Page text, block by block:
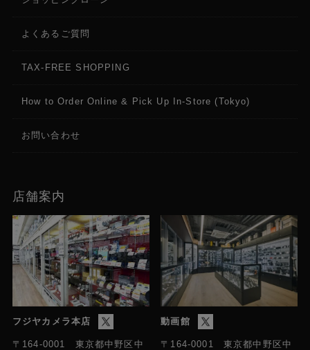
よくあるご質問
TAX-FREE SHOPPING
How to Order Online & Pick Up In-Store (Tokyo)
お問い合わせ
店舗案内
フジヤカメラ本店
〒164-0001 東京都中野区中
動画館
〒164-0001 東京都中野区中